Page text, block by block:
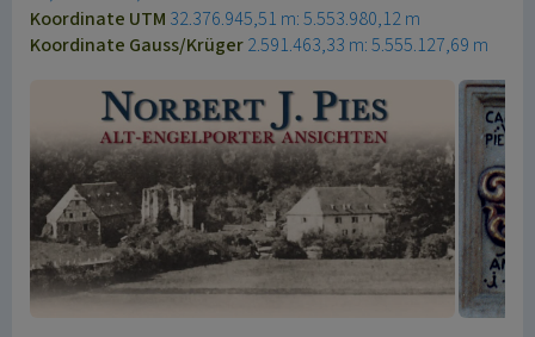
Koordinate UTM 32.376.945,51 m: 5.553.980,12 m
Koordinate Gauss/Krüger2.591.463,33 m: 5.555.127,69 m